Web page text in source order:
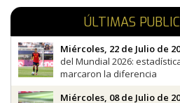
ÚLTIMAS
Miércoles, 22 de Julio de
del Mundial 2026:
marcaron la diferencia
Miércoles, 08 de Julio de